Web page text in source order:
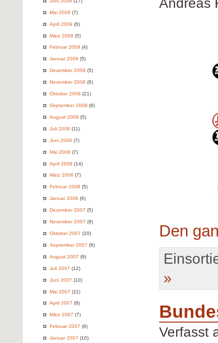
Mai 2009 (7)
April 2009 (6)
März 2009 (5)
Februar 2009 (4)
Januar 2009 (5)
Dezember 2008 (5)
November 2008 (6)
Oktober 2008 (21)
September 2008 (6)
August 2008 (5)
Juli 2008 (11)
Juni 2008 (7)
Mai 2008 (7)
April 2008 (14)
März 2008 (7)
Februar 2008 (5)
Januar 2008 (6)
Dezember 2007 (5)
November 2007 (9)
Oktober 2007 (20)
September 2007 (6)
August 2007 (9)
Juli 2007 (12)
Juni 2007 (10)
Mai 2007 (11)
April 2007 (8)
März 2007 (7)
Februar 2007 (6)
Januar 2007 (10)
Andreas
Den
»
Verfasst